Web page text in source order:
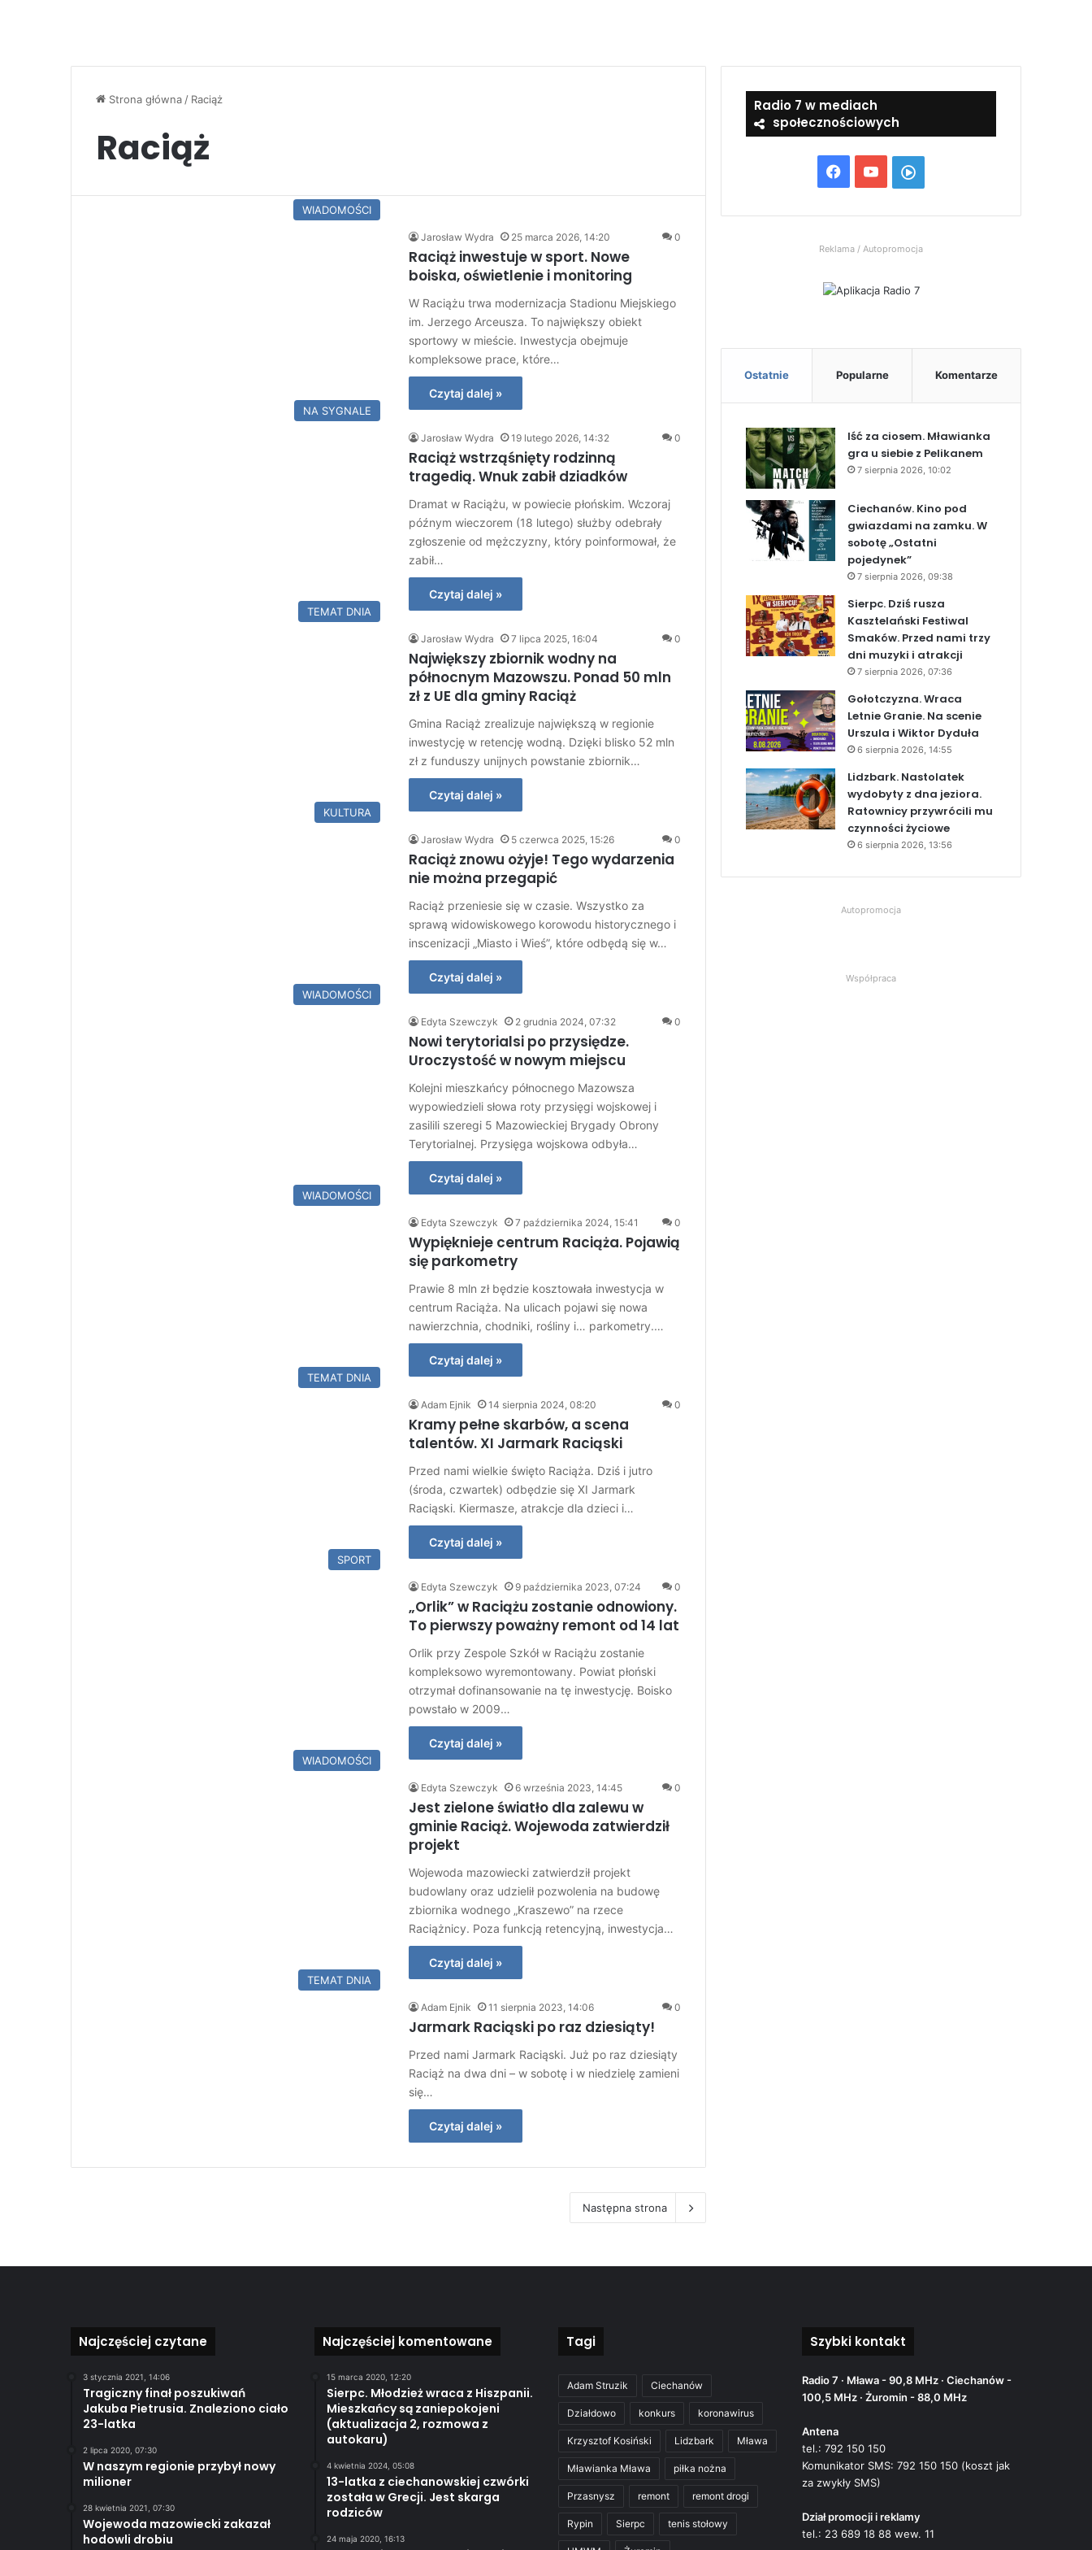
Strona główna / Raciąż
Raciąż
WIADOMOŚCI
Jarosław Wydra 25 marca 2026, 14:20 0
Raciąż inwestuje w sport. Nowe
boiska, oświetlenie i monitoring
W Raciążu trwa modernizacja Stadionu Miejskiego
im. Jerzego Arceusza. To największy obiekt
sportowy w mieście. Inwestycja obejmuje
kompleksowe prace, które…
Czytaj dalej »
NA SYGNALE
Jarosław Wydra 19 lutego 2026, 14:32 0
Raciąż wstrząśnięty rodzinną
tragedią. Wnuk zabił dziadków
Dramat w Raciążu, w powiecie płońskim. Wczoraj
późnym wieczorem (18 lutego) służby odebrały
zgłoszenie od mężczyzny, który poinformował, że
zabił…
Czytaj dalej »
TEMAT DNIA
Jarosław Wydra 7 lipca 2025, 16:04 0
Największy zbiornik wodny na
północnym Mazowszu. Ponad 50 mln
zł z UE dla gminy Raciąż
Gmina Raciąż zrealizuje największą w regionie
inwestycję w retencję wodną. Dzięki blisko 52 mln
zł z funduszy unijnych powstanie zbiornik…
Czytaj dalej »
KULTURA
Jarosław Wydra 5 czerwca 2025, 15:26 0
Raciąż znowu ożyje! Tego wydarzenia
nie można przegapić
Raciąż przeniesie się w czasie. Wszystko za
sprawą widowiskowego korowodu historycznego i
inscenizacji „Miasto i Wieś”, które odbędą się w…
Czytaj dalej »
WIADOMOŚCI
Edyta Szewczyk 2 grudnia 2024, 07:32 0
Nowi terytorialsi po przysiędze.
Uroczystość w nowym miejscu
Kolejni mieszkańcy północnego Mazowsza
wypowiedzieli słowa roty przysięgi wojskowej i
zasilili szeregi 5 Mazowieckiej Brygady Obrony
Terytorialnej. Przysięga wojskowa odbyła…
Czytaj dalej »
WIADOMOŚCI
Edyta Szewczyk 7 października 2024, 15:41 0
Wypięknieje centrum Raciąża. Pojawią
się parkometry
Prawie 8 mln zł będzie kosztowała inwestycja w
centrum Raciąża. Na ulicach pojawi się nowa
nawierzchnia, chodniki, rośliny i… parkometry.…
Czytaj dalej »
TEMAT DNIA
Adam Ejnik 14 sierpnia 2024, 08:20 0
Kramy pełne skarbów, a scena
talentów. XI Jarmark Raciąski
Przed nami wielkie święto Raciąża. Dziś i jutro
(środa, czwartek) odbędzie się XI Jarmark
Raciąski. Kiermasze, atrakcje dla dzieci i…
Czytaj dalej »
SPORT
Edyta Szewczyk 9 października 2023, 07:24 0
„Orlik” w Raciążu zostanie odnowiony.
To pierwszy poważny remont od 14 lat
Orlik przy Zespole Szkół w Raciążu zostanie
kompleksowo wyremontowany. Powiat płoński
otrzymał dofinansowanie na tę inwestycję. Boisko
powstało w 2009…
Czytaj dalej »
WIADOMOŚCI
Edyta Szewczyk 6 września 2023, 14:45 0
Jest zielone światło dla zalewu w
gminie Raciąż. Wojewoda zatwierdził
projekt
Wojewoda mazowiecki zatwierdził projekt
budowlany oraz udzielił pozwolenia na budowę
zbiornika wodnego „Kraszewo” na rzece
Raciążnicy. Poza funkcją retencyjną, inwestycja…
Czytaj dalej »
TEMAT DNIA
Adam Ejnik 11 sierpnia 2023, 14:06 0
Jarmark Raciąski po raz dziesiąty!
Przed nami Jarmark Raciąski. Już po raz dziesiąty
Raciąż na dwa dni – w sobotę i w niedzielę zamieni
się…
Czytaj dalej »
Następna strona
Radio 7 w mediach
społecznościowych
Facebook
YouTubeWłącz
Reklama / Autopromocja
Ostatnie Popularne Komentarze
Iść za ciosem. Mławianka
gra u siebie z Pelikanem
7 sierpnia 2026, 10:02
Ciechanów. Kino pod
gwiazdami na zamku. W
sobotę „Ostatni
pojedynek”
7 sierpnia 2026, 09:38
Sierpc. Dziś rusza
Kasztelański Festiwal
Smaków. Przed nami trzy
dni muzyki i atrakcji
7 sierpnia 2026, 07:36
Gołotczyzna. Wraca
Letnie Granie. Na scenie
Urszula i Wiktor Dyduła
6 sierpnia 2026, 14:55
Lidzbark. Nastolatek
wydobyty z dna jeziora.
Ratownicy przywrócili mu
czynności życiowe
6 sierpnia 2026, 13:56
Autopromocja
Współpraca
Najczęściej czytane
3 stycznia 2021, 14:06
Tragiczny finał poszukiwań
Jakuba Pietrusia. Znaleziono ciało
23-latka
2 lipca 2020, 07:30
W naszym regionie przybył nowy
milioner
28 kwietnia 2021, 07:30
Wojewoda mazowiecki zakazał
hodowli drobiu
Najczęściej komentowane
15 marca 2020, 12:20
Sierpc. Młodzież wraca z Hiszpanii.
Mieszkańcy są zaniepokojeni
(aktualizacja 2, rozmowa z
autokaru)
4 kwietnia 2024, 05:08
13-latka z ciechanowskiej czwórki
została w Grecji. Jest skarga
rodziców
24 maja 2020, 16:13
Tagi
Adam Struzik Ciechanów
Działdowo konkurs koronawirus
Krzysztof Kosiński Lidzbark Mława
Mławianka Mława piłka nożna
Przasnysz remont remont drogi
Rypin Sierpc tenis stołowy
Szybki kontakt
Radio 7 · Mława - 90,8 MHz · Ciechanów -
100,5 MHz · Żuromin - 88,0 MHz
Antena
tel.: 792 150 150
Komunikator SMS: 792 150 150 (koszt jak
za zwykły SMS)
Dział promocji i reklamy
tel.: 23 689 18 88 wew. 11